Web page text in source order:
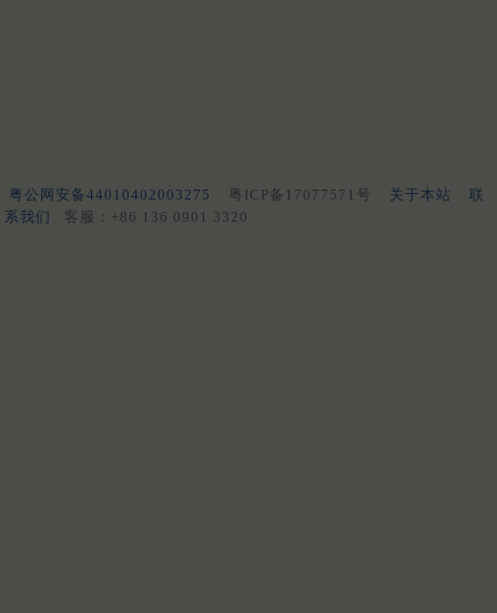
粤公网安备44010402003275 粤ICP备17077571号 关于本站
联
系我们
客服：+86 136 0901 3320